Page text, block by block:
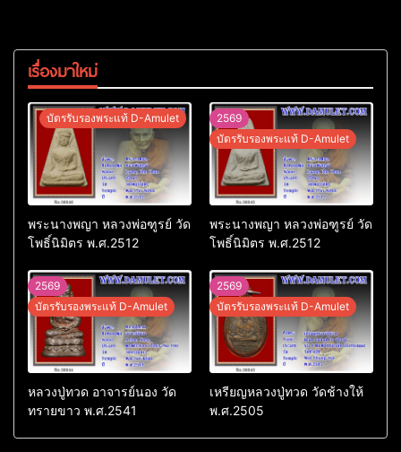
เรื่องมาใหม่
บัตรรับรองพระแท้ D-Amulet
พระนางพญา หลวงพ่อฑูรย์ วัด
โพธิ์นิมิตร พ.ศ.2512
2569
บัตรรับรองพระแท้ D-Amulet
พระนางพญา หลวงพ่อฑูรย์ วัด
โพธิ์นิมิตร พ.ศ.2512
2569
บัตรรับรองพระแท้ D-Amulet
หลวงปู่ทวด อาจารย์นอง วัด
ทรายขาว พ.ศ.2541
2569
บัตรรับรองพระแท้ D-Amulet
เหรียญหลวงปู่ทวด วัดช้างให้
พ.ศ.2505